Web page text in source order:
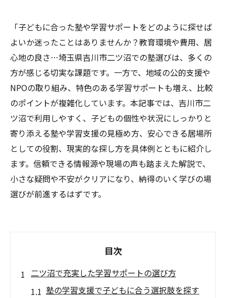
「子どもに合った塾や学習サポートをどのように探せば
よいか迷ったことはありませんか？教育環境や費用、居
心地の良さ…埼玉県吉川市二ツ沼での塾選びは、多くの
方が感じる切実な課題です。一方で、地域の公的支援や
NPOの取り組み、特色のある学習サポートも増え、比較
のポイントが複雑化しています。本記事では、吉川市二
ツ沼で利用しやすく、子どもの個性や状況にしっかりと
寄り添える塾や学習支援の見極め方、安心できる居場所
としての役割、現実的な探し方を具体例とともに紹介し
ます。信頼できる情報源や現場の声も踏まえた解説で、
小さな疑問や不安がクリアになり、納得のいく学びの場
選びが前進するはずです。
目次
二ツ沼で充実した学習サポートの選び方
塾の学習支援で子どもに合う選択肢を探す